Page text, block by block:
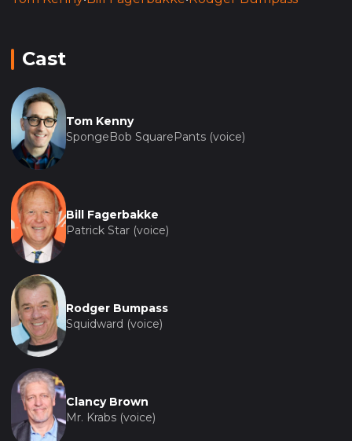
Cast
Tom Kenny
SpongeBob SquarePants (voice)
Bill Fagerbakke
Patrick Star (voice)
Rodger Bumpass
Squidward (voice)
Clancy Brown
Mr. Krabs (voice)